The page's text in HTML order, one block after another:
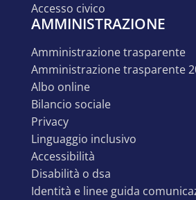
accesso civico
AMMINISTRAZIONE
amministrazione trasparente
amministrazione trasparente
albo online
bilancio sociale
privacy
linguaggio inclusivo
accessibilità
disabilità o dsa
identità e linee guida